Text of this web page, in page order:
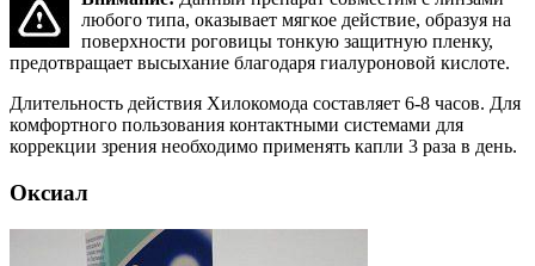
любого типа, оказывает мягкое действие, образуя на
поверхности роговицы тонкую защитную пленку,
предотвращает высыхание благодаря гиалуроновой кислоте.
Длительность действия Хилокомода составляет 6-8 часов. Для
комфортного пользования контактными системами для
коррекции зрения необходимо применять капли 3 раза в день.
Оксиал